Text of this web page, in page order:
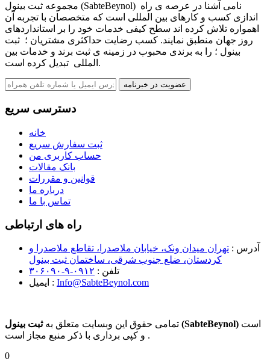
مجموعه ثبت بینول (SabteBeynol) نامی آشنا در عرصه ی راه
اندازی کسب و کارهای بین المللی است که متخصصان با تجربه آن
اهمواره تلاش کرده اند سطح کیفی خدمات خود را بر استانداردهای
روز جهان منطبق نمایند. کسب رضایت حداکثری مشتریان ؛‌ ثبت
بینول ؛ را به برندی محبوب در زمینه ی ثبت برند و خدمات بین
المللی تبدیل کرده است.
عضویت در خبرنامه
دسترسی سریع
خانه
ثبت سفارش سریع
حساب کاربری من
بانک مقالات
قوانین و مقررات
درباره ما
تماس با ما
راه های ارتباطی
آدرس : تهران میدان ونک، خیابان ملاصدرا، تقاطع ملاصدرا و
کردستان، ضلع جنوب شرقی، ساختمان ثبت بینول
تلفن : ۰۹۱۲-۹-۳۰۶۰۹۰
ایمیل : Info@SabteBeynol.com
تمامی حقوق این وبسایت متعلق به ثبت بینول (SabteBeynol) است
و کپی برداری با ذکر منبع مجاز است .
0